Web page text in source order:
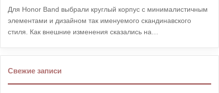
Для Honor Band выбрали круглый корпус с минималистичным
элементами и дизайном так именуемого скандинавского
стиля. Как внешние изменения сказались на…
Свежие записи